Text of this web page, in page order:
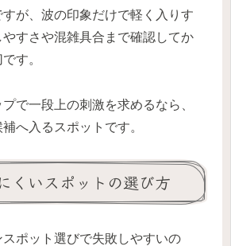
すが、波の印象だけで軽く入りす
すさや混雑具合まで確認してか
す。
で一段上の刺激を求めるなら、
へ入るスポットです。
くいスポットの選び方
ポット選びで失敗しやすいの